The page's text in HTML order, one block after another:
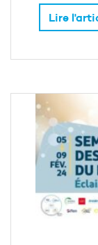
Lire